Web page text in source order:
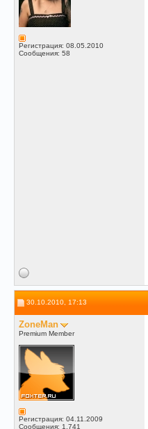
Регистрация: 08.05.2010
Сообщения: 58
30.10.2010, 17:13
ZoneMan
Premium Member
Регистрация: 04.11.2009
Сообщения: 1,741